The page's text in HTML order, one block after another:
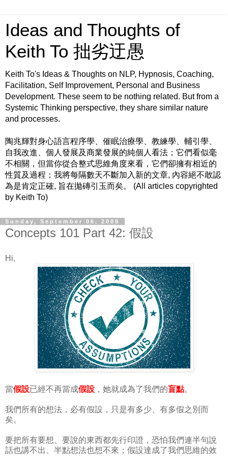
Ideas and Thoughts of
Keith To 拙劣迂愚
Keith To's Ideas & Thoughts on NLP, Hypnosis, Coaching,
Facilitation, Self Improvement, Personal and Business
Development. These seem to be nothing related. But from a
Systemic Thinking perspective, they share similar nature
and processes.
陶兆輝對身心語言程序學、催眠治療學、教練學、輔引學、
自我改進、個人發展及商業發展的純個人看法；它們看似毫
不相關，但當你從合整式思維角度來看，它們卻擁有相近的
性質及過程；我將每隔數天不斷加入新的文章, 內容絕不敢認
為是肯定正確, 旨在拋磚引玉而矣。 (All articles copyrighted
by Keith To)
Sunday, September 06, 2009
Concepts 101 Part 42: 假設
Hi,
當假設已經不再當成假設 ，她就成為了我們的盲點。
我們所有的想法，必有假設，只是有多少、有多假之別而
矣。
要把所有要想、要說的東西都先行印證，恐怕我們連半句說
話也講不出、半點想法也想不來；假設達成了我們思維的效